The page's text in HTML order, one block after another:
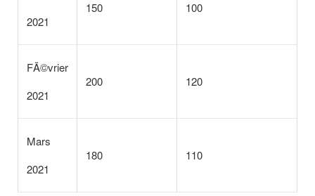
2021
150 100
FÃ©vrier
2021
200 120
Mars
2021
180 110